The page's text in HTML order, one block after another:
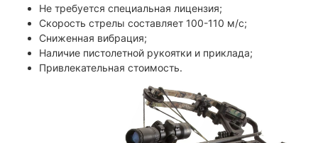
Не требуется специальная лицензия;
Скорость стрелы составляет 100-110 м/с;
Сниженная вибрация;
Наличие пистолетной рукоятки и приклада;
Привлекательная стоимость.